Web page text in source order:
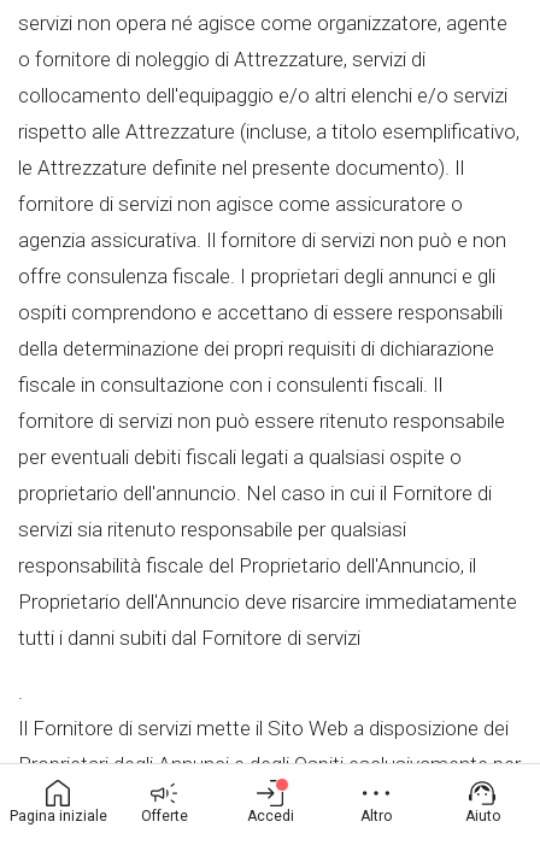
servizi non opera né agisce come organizzatore, agente
o fornitore di noleggio di Attrezzature, servizi di
collocamento dell'equipaggio e/o altri elenchi e/o servizi
rispetto alle Attrezzature (incluse, a titolo esemplificativo,
le Attrezzature definite nel presente documento). Il
fornitore di servizi non agisce come assicuratore o
agenzia assicurativa. Il fornitore di servizi non può e non
offre consulenza fiscale. I proprietari degli annunci e gli
ospiti comprendono e accettano di essere responsabili
della determinazione dei propri requisiti di dichiarazione
fiscale in consultazione con i consulenti fiscali. Il
fornitore di servizi non può essere ritenuto responsabile
per eventuali debiti fiscali legati a qualsiasi ospite o
proprietario dell'annuncio. Nel caso in cui il Fornitore di
servizi sia ritenuto responsabile per qualsiasi
responsabilità fiscale del Proprietario dell'Annuncio, il
Proprietario dell'Annuncio deve risarcire immediatamente
tutti i danni subiti dal Fornitore di servizi
Il Fornitore di servizi mette il Sito Web a disposizione dei
Proprietari degli Annunci e degli Ospiti esclusivamente per
concordare e organizzare la prenotazione di una
Pagina iniziale Offerte Accedi Altro Aiuto